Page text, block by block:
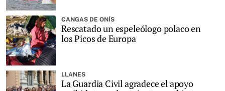
CANGAS DE ONÍS
Rescatado un espeleólogo polaco en
los Picos de Europa
LLANES
La Guardia Civil agradece el apoyo